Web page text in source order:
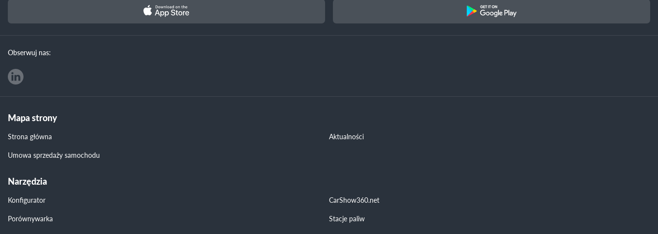
Obserwuj nas:
Mapa strony
Strona główna
Aktualności
Umowa sprzedaży samochodu
Narzędzia
Konfigurator
CarShow360.net
Porównywarka
Stacje paliw